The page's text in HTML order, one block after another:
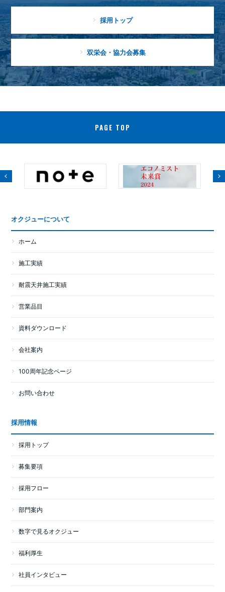
採用トップ
双栄会・協力会募集
PAGE TOP
オクジューについて
ホーム
施工実績
耐震天井施工実績
営業品目
資料ダウンロード
会社案内
100周年記念ページ
お問い合わせ
採用情報
採用トップ
募集要項
採用フロー
部門案内
数字で見るオクジュー
福利厚生
社員インタビュー